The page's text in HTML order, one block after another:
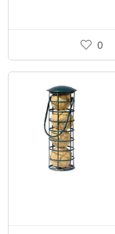
0